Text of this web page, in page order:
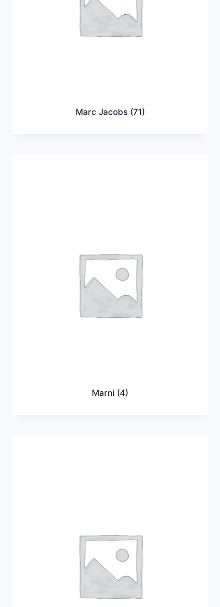
Marc Jacobs (71)
Marni (4)